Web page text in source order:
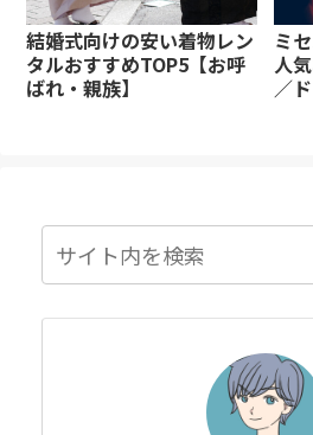
結婚式向けの安い着物レン
タルおすすめTOP5【お呼
ばれ・親族】
ミ
人
／